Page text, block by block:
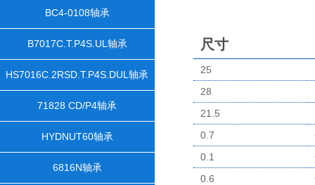
BC4-0108轴承
B7017C.T.P4S.UL轴承
HS7016C.2RSD.T.P4S.DUL轴承
71828 CD/P4轴承
HYDNUT60轴承
6816N轴承
尺寸
25
28
21.5
0.7
0.1
0.6